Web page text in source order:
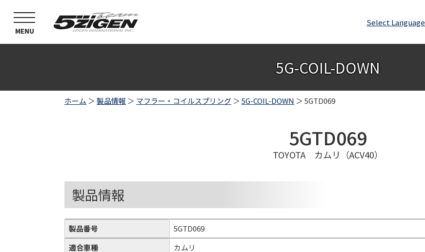
toggle
navigation
MENU
Select Language
5G-COIL-DOWN
ホーム ＞製品情報 ＞ マフラー・コイルスプリング ＞5G-COIL-DOWN ＞ 5GTD069
5GTD069
TOYOTA カムリ（ACV40）
製品情報
製品番号
5GTD069
適合車種
カムリ